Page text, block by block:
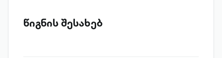
წიგნის შესახებ